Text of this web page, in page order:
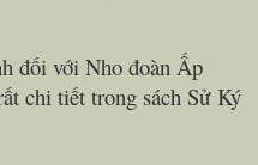
với Nho đoàn Ấp
chi tiết trong sách Sử Ký